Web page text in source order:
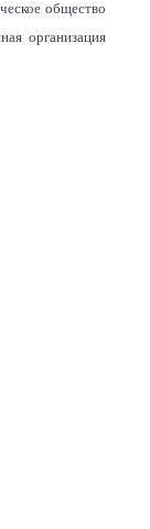
общество
организация